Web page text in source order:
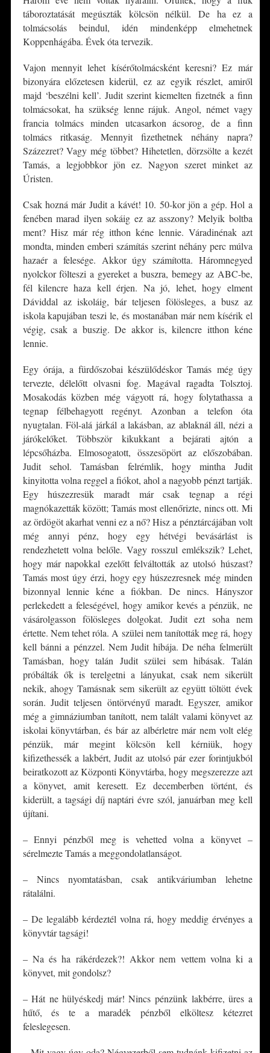
táboroztatását megúszták kölcsön nélkül. De ha ez a
tolmácsolás beindul, idén mindenképp elmehetnek
Koppenhágába. Évek óta tervezik.
Vajon mennyit lehet kísérőtolmácsként keresni? Ez már
bizonyára előzetesen kiderül, ez az egyik részlet, amiről
majd ‘beszélni kell’. Judit szerint kiemelten fizetnék a finn
tolmácsokat, ha szükség lenne rájuk. Angol, német vagy
francia tolmács minden utcasarkon ácsorog, de a finn
tolmács ritkaság. Mennyit fizethetnek néhány napra?
Százezret? Vagy még többet? Hihetetlen, dörzsölte a kezét
Tamás, a legjobbkor jön ez. Nagyon szeret minket az
Úristen.
Csak hozná már Judit a kávét! 10. 50-kor jön a gép. Hol a
fenében marad ilyen sokáig ez az asszony? Melyik boltba
ment? Hisz már rég itthon kéne lennie. Váradinénak azt
mondta, minden emberi számítás szerint néhány perc múlva
hazaér a felesége. Akkor úgy számította. Háromnegyed
nyolckor fölteszi a gyereket a buszra, bemegy az ABC-be,
fél kilencre haza kell érjen. Na jó, lehet, hogy elment
Dáviddal az iskoláig, bár teljesen fölösleges, a busz az
iskola kapujában teszi le, és mostanában már nem kísérik el
végig, csak a buszig. De akkor is, kilencre itthon kéne
lennie.
Egy órája, a fürdőszobai készülődéskor Tamás még úgy
tervezte, délelőtt olvasni fog. Magával ragadta Tolsztoj.
Mosakodás közben még vágyott rá, hogy folytathassa a
tegnap félbehagyott regényt. Azonban a telefon óta
nyugtalan. Föl-alá járkál a lakásban, az ablaknál áll, nézi a
járókelőket. Többször kikukkant a bejárati ajtón a
lépcsőházba. Elmosogatott, összesöpört az előszobában.
Judit sehol. Tamásban felrémlik, hogy mintha Judit
kinyitotta volna reggel a fiókot, ahol a nagyobb pénzt tartják.
Egy húszezresük maradt már csak tegnap a régi
magnókazetták között; Tamás most ellenőrizte, nincs ott. Mi
az ördögöt akarhat venni ez a nő? Hisz a pénztárcájában volt
még annyi pénz, hogy egy hétvégi bevásárlást is
rendezhetett volna belőle. Vagy rosszul emlékszik? Lehet,
hogy már napokkal ezelőtt felváltották az utolsó húszast?
Tamás most úgy érzi, hogy egy húszezresnek még minden
bizonnyal lennie kéne a fiókban. De nincs. Hányszor
perlekedett a feleségével, hogy amikor kevés a pénzük, ne
vásárolgasson fölösleges dolgokat. Judit ezt soha nem
értette. Nem tehet róla. A szülei nem tanították meg rá, hogy
kell bánni a pénzzel. Nem Judit hibája. De néha felmerült
Tamásban, hogy talán Judit szülei sem hibásak. Talán
próbálták ők is terelgetni a lányukat, csak nem sikerült
nekik, ahogy Tamásnak sem sikerült az együtt töltött évek
során. Judit teljesen öntörvényű maradt. Egyszer, amikor
még a gimnáziumban tanított, nem talált valami könyvet az
iskolai könyvtárban, és bár az albérletre már nem volt elég
pénzük, már megint kölcsön kell kérniük, hogy
kifizethessék a lakbért, Judit az utolsó pár ezer forintjukból
beiratkozott az Központi Könyvtárba, hogy megszerezze azt
a könyvet, amit keresett. Ez decemberben történt, és
kiderült, a tagsági díj naptári évre szól, januárban meg kell
újítani.
– Ennyi pénzből meg is vehetted volna a könyvet –
sérelmezte Tamás a meggondolatlanságot.
– Nincs nyomtatásban, csak antikváriumban lehetne
rátalálni.
– De legalább kérdeztél volna rá, hogy meddig érvényes a
könyvtár tagsági!
– Na és ha rákérdezek?! Akkor nem vettem volna ki a
könyvet, mit gondolsz?
– Hát ne hülyéskedj már! Nincs pénzünk lakbérre, üres a
hűtő, és te a maradék pénzből elköltesz kétezret
feleslegesen.